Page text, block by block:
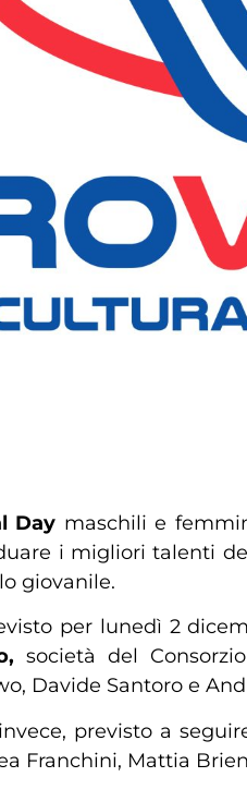
Day maschili e
i migliori talenti
giovanile.
per lunedì 2
società del
Davide Santoro e
previsto a
Franchini, Mattia